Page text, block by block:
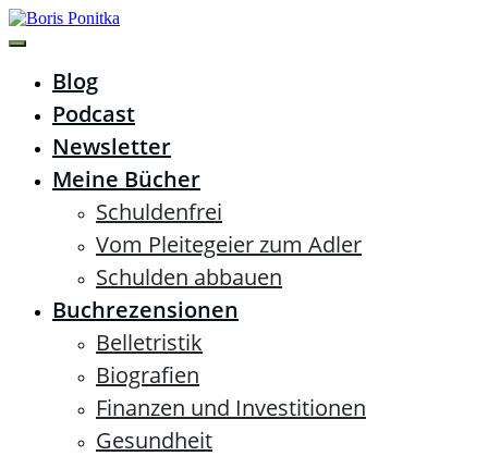
Zum
Inhalt
Boris Ponitka
Wachstum
Blog
Podcast
Newsletter
Meine Bücher
Schuldenfrei
Vom Pleitegeier zum Adler
Schulden abbauen
Buchrezensionen
Belletristik
Biografien
Finanzen und Investitionen
Gesundheit